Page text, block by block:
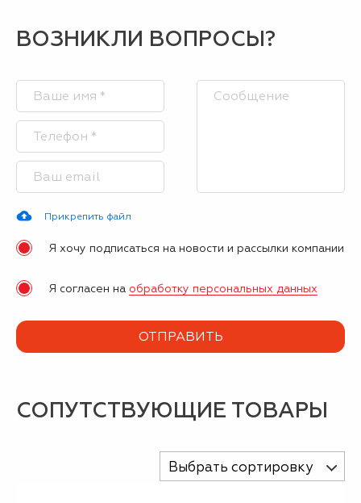
ВОЗНИКЛИ ВОПРОСЫ?
Прикрепить файл
Я хочу подписаться на новости и рассылки компании
Я согласен на обработку персональных данных
СОПУТСТВУЮЩИЕ ТОВАРЫ
Выбрать сортировку